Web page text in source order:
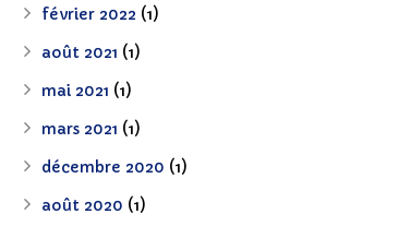
février 2022 (1)
août 2021 (1)
mai 2021 (1)
mars 2021 (1)
décembre 2020 (1)
août 2020 (1)